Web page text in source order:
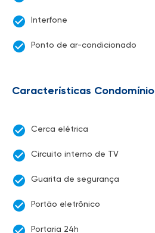
Interfone
Ponto de ar-condicionado
Características Condomínio
Cerca elétrica
Circuito interno de TV
Guarita de segurança
Portão eletrônico
Portaria 24h